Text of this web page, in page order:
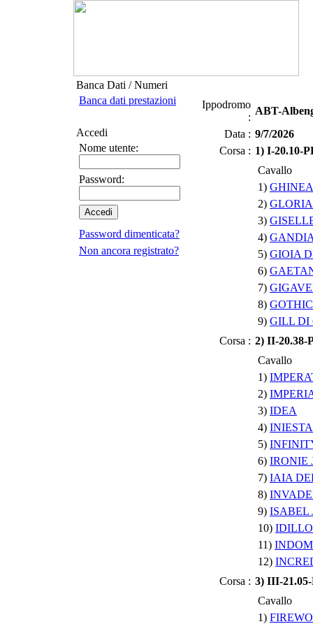
Banca Dati / Numeri
Banca dati prestazioni
Accedi
Nome utente:
Password:
Password dimenticata?
Non ancora registrato?
Ippodromo
:
ABT-
Data : 9/7/2026
Corsa : 1) I-20.10-
Cavallo
1)
2)
3)
4)
5) GIOIA
6)
7)
8)
9) GILL DI
Corsa : 2) II-20.38-
Cavallo
1)
2)
3) IDEA
4)
5)
6) IRONIE
7) IAIA
8)
9) ISABEL
10)
11)
12)
Corsa : 3) III-
Cavallo
1)